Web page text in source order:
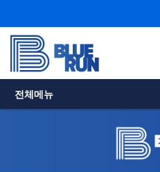
전체메뉴